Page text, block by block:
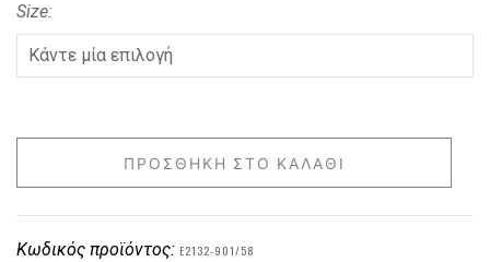
Size
ΠΡΟΣΘΉΚΗ ΣΤΟ ΚΑΛΆΘΙ
Κωδικός προϊόντος: E2132-901/58